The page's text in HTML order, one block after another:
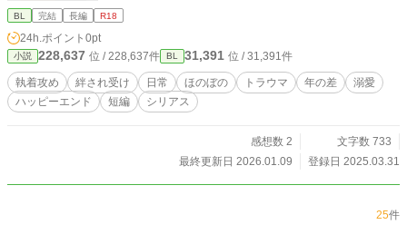
BL 完結 長編 R18
24h.ポイント 0pt
小説 228,637 位 / 228,637件 BL 31,391 位 / 31,391件
執着攻め 絆され受け 日常 ほのぼの トラウマ 年の差
溺愛
ハッピーエンド
短編 シリアス
感想数 2
文字数 733
最終更新日 2026.01.09
登録日 2025.03.31
25件